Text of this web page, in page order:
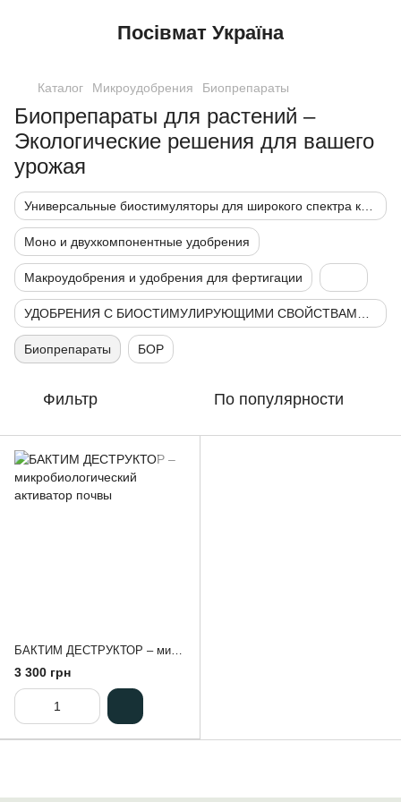
Посівмат Україна
Каталог Микроудобрения Биопрепараты
Биопрепараты для растений –
Экологические решения для вашего
урожая
Моно и двухкомпонентные удобрения
Макроудобрения и удобрения для фертигации
Биопрепараты БОР
Фильтр По популярности
БАКТИМ ДЕСТРУКТОР – микробиологический активатор почвы
3 300 грн